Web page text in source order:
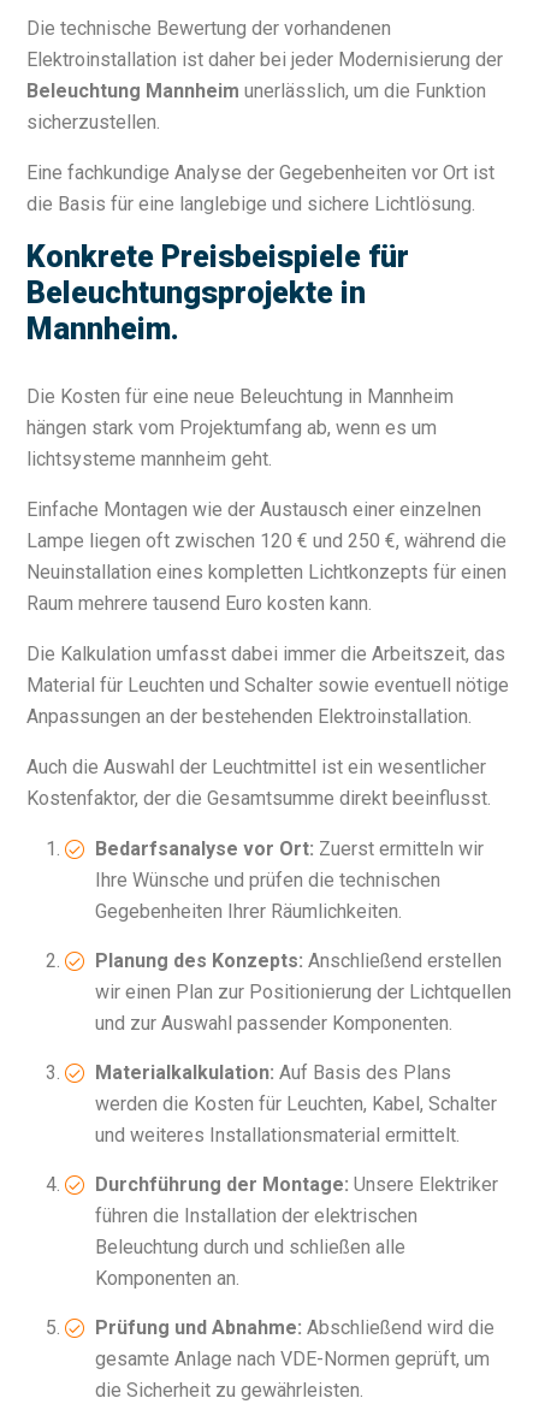
Die technische Bewertung der vorhandenen
Elektroinstallation ist daher bei jeder Modernisierung der
Beleuchtung Mannheim unerlässlich, um die Funktion
sicherzustellen.
Eine fachkundige Analyse der Gegebenheiten vor Ort ist
die Basis für eine langlebige und sichere Lichtlösung.
Konkrete Preisbeispiele für
Beleuchtungsprojekte in
Mannheim.
Die Kosten für eine neue Beleuchtung in Mannheim
hängen stark vom Projektumfang ab, wenn es um
lichtsysteme mannheim geht.
Einfache Montagen wie der Austausch einer einzelnen
Lampe liegen oft zwischen 120 € und 250 €, während die
Neuinstallation eines kompletten Lichtkonzepts für einen
Raum mehrere tausend Euro kosten kann.
Die Kalkulation umfasst dabei immer die Arbeitszeit, das
Material für Leuchten und Schalter sowie eventuell nötige
Anpassungen an der bestehenden Elektroinstallation.
Auch die Auswahl der Leuchtmittel ist ein wesentlicher
Kostenfaktor, der die Gesamtsumme direkt beeinflusst.
Bedarfsanalyse vor Ort: Zuerst ermitteln wir
Ihre Wünsche und prüfen die technischen
Gegebenheiten Ihrer Räumlichkeiten.
Planung des Konzepts: Anschließend erstellen
wir einen Plan zur Positionierung der Lichtquellen
und zur Auswahl passender Komponenten.
Materialkalkulation: Auf Basis des Plans
werden die Kosten für Leuchten, Kabel, Schalter
und weiteres Installationsmaterial ermittelt.
Durchführung der Montage: Unsere Elektriker
führen die Installation der elektrischen
Beleuchtung durch und schließen alle
Komponenten an.
Prüfung und Abnahme: Abschließend wird die
gesamte Anlage nach VDE-Normen geprüft, um
die Sicherheit zu gewährleisten.